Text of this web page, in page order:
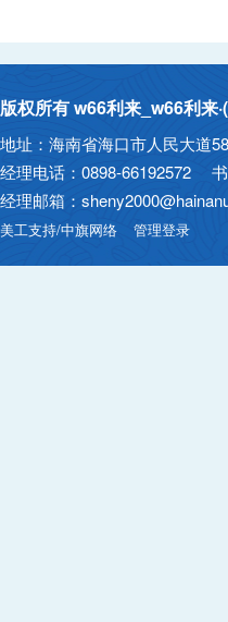
版权所有 w66利来_w66利来
地址：海南省海口市人民大道
经理电话：0898-66192572
经理邮箱：
美工支持/中旗网络 管理登录